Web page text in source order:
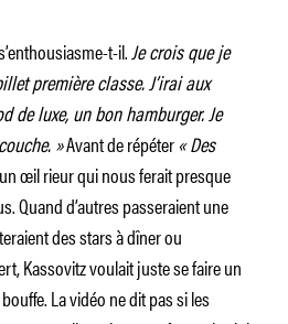
t-il.Je crois que je
première classe. J’irai aux
de luxe, un bon hamburger. Je
»Avant de répéter« Des
œil rieur qui nous ferait presque
Quand d’autres passeraient une
des stars à dîner ou
Kassovitz voulait juste se faire un
La vidéo ne dit pas si les